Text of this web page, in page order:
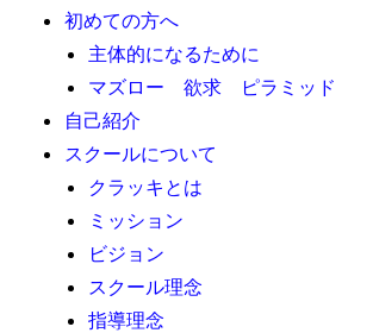
初めての方へ
主体的になるために
マズロー 欲求 ピラミッド
自己紹介
スクールについて
クラッキとは
ミッション
ビジョン
スクール理念
指導理念